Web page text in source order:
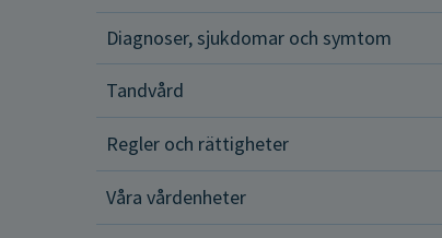
Diagnoser, sjukdomar och symtom
Tandvård
Regler och rättigheter
Våra vårdenheter